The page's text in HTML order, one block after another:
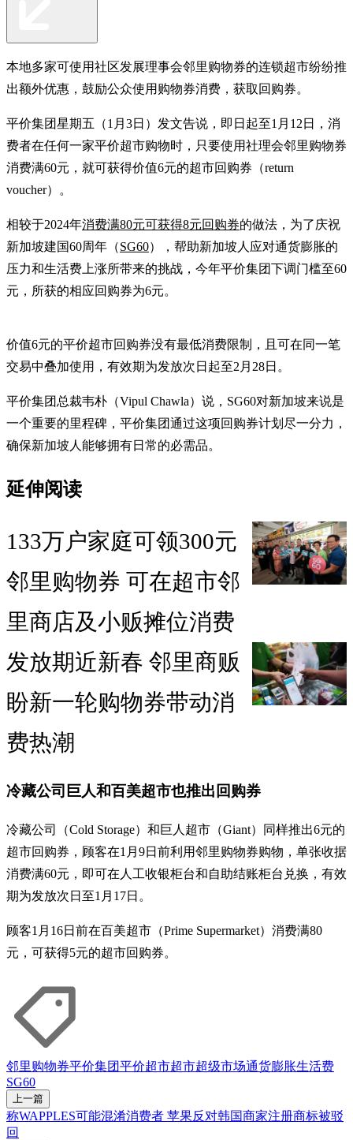
本地多家可使用社区发展理事会邻里购物券的连锁超市纷纷推
出额外优惠，鼓励公众使用购物券消费，获取回购券。
平价集团星期五（1月3日）发文告说，即日起至1月12日，消
费者在任何一家平价超市购物时，只要使用社理会邻里购物券
消费满60元，就可获得价值6元的超市回购券（return
voucher）。
相较于2024年消费满80元可获得8元回购券的做法，为了庆祝
新加坡建国60周年（SG60），帮助新加坡人应对通货膨胀的
压力和生活费上涨所带来的挑战，今年平价集团下调门槛至60
元，所获的相应回购券为6元。
价值6元的平价超市回购券没有最低消费限制，且可在同一笔
交易中叠加使用，有效期为发放次日起至2月28日。
平价集团总裁韦朴（Vipul Chawla）说，SG60对新加坡来说是
一个重要的里程碑，平价集团通过这项回购券计划尽一分力，
确保新加坡人能够拥有日常的必需品。
延伸阅读
133万户家庭可领300元
邻里购物券 可在超市邻
里商店及小贩摊位消费
发放期近新春 邻里商贩
盼新一轮购物券带动消
费热潮
冷藏公司巨人和百美超市也推出回购券
冷藏公司（Cold Storage）和巨人超市（Giant）同样推出6元的
超市回购券，顾客在1月9日前利用邻里购物券购物，单张收据
消费满60元，即可在人工收银柜台和自助结账柜台兑换，有效
期为发放次日至1月17日。
顾客1月16日前在百美超市（Prime Supermarket）消费满80
元，可获得5元的超市回购券。
邻里购物券平价集团平价超市超市超级市场通货膨胀生活费
SG60
上一篇
称WAPPLES可能混淆消费者 苹果反对韩国商家注册商标被驳
回